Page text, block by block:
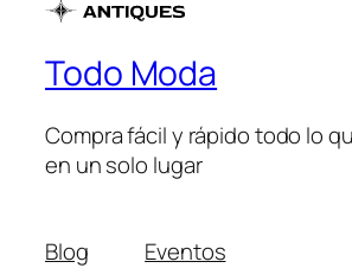
Todo Moda
Compra fácil y rápido todo lo
en un solo lugar
Blog
Eventos